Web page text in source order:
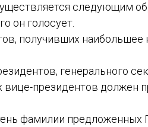
следующим
он голосует.
получивших
генерального
президентов должен
фамилии предложенных